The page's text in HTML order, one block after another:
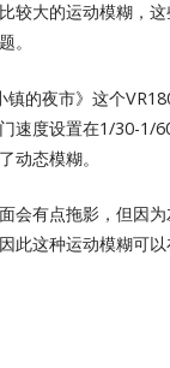
较大的运动模糊，
。
的夜市》这个
速度设置在1/30-1/
动态模糊。
会有点拖影，但因
此这种运动模糊可